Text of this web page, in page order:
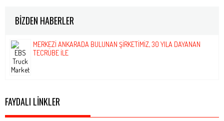
BİZDEN HABERLER
MERKEZI ANKARADA BULUNAN ŞIRKETIMIZ, 30 YILA DAYANAN
TECRÜBE ILE
FAYDALI LİNKLER